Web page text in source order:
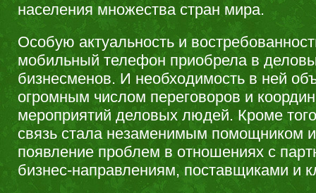
населения множества стран мира.
Особую актуальность и
мобильный телефон приобрела в
бизнесменов. И необходимость в ней
огромным числом переговоров и
мероприятий деловых людей. Кроме
связь стала незаменимым помощником
появление проблем в отношениях с
бизнес-направлениям, поставщиками и